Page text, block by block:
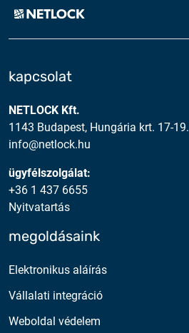
kapcsolat
NETLOCK Kft.
1143 Budapest, Hungária krt. 17-19.
info@netlock.hu
ügyfélszolgálat:
+36 1 437 6655
Nyitvatartás
megoldásaink
Elektronikus aláírás
Vállalati integráció
Weboldal védelem